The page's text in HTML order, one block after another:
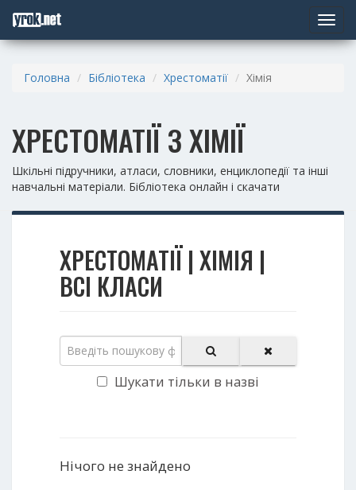
Toggle
Головна Бібліотека Хрестоматії Хімія
ХРЕСТОМАТІЇ З ХІМІЇ
Шкільні підручники, атласи, словники, енциклопедії та інші
навчальні матеріали. Бібліотека онлайн і скачати
ХРЕСТОМАТІЇ | ХІМІЯ |
ВСІ КЛАСИ
Шукати тільки в назві
Нічого не знайдено